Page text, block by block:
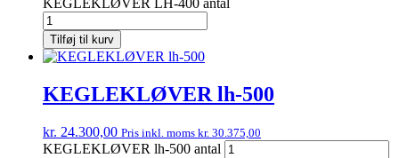
KEGLEKLØVER LH-400 antal
Tilføj til kurv
KEGLEKLØVER lh-500
kr. 24.300,00 Pris inkl. moms kr. 30.375,00
KEGLEKLØVER lh-500 antal